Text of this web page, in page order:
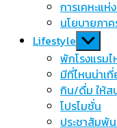
การเคหะแห่
นโยบายภา
Lifestyle Show
sub
menu
พักโรงแรม
มีที่ไหนน่าเที่
กิน/ดื่ม ให้ส
โปรโมชั่น
ประชาสัมพั